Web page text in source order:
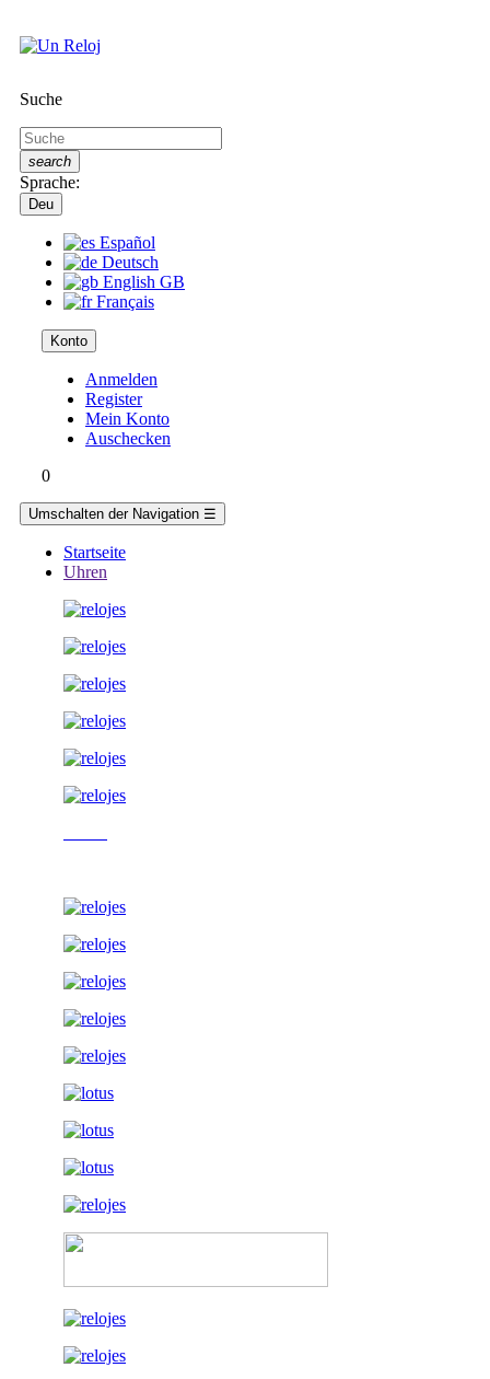
Suche
search
Sprache:
Deu
Español
Deutsch
English GB
Français
Konto
Anmelden
Register
Mein Konto
Auschecken
0
Umschalten der Navigation ☰
Startseite
Uhren